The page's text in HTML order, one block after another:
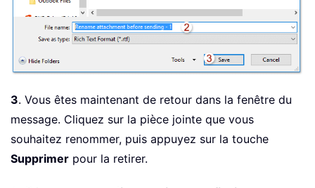
3. Vous êtes maintenant de retour dans la fenêtre du
message. Cliquez sur la pièce jointe que vous
souhaitez renommer, puis appuyez sur la touche
Supprimer pour la retirer.